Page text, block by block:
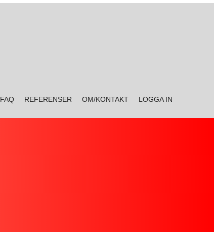
FAQ REFERENSER OM/KONTAKT
LOGGA IN